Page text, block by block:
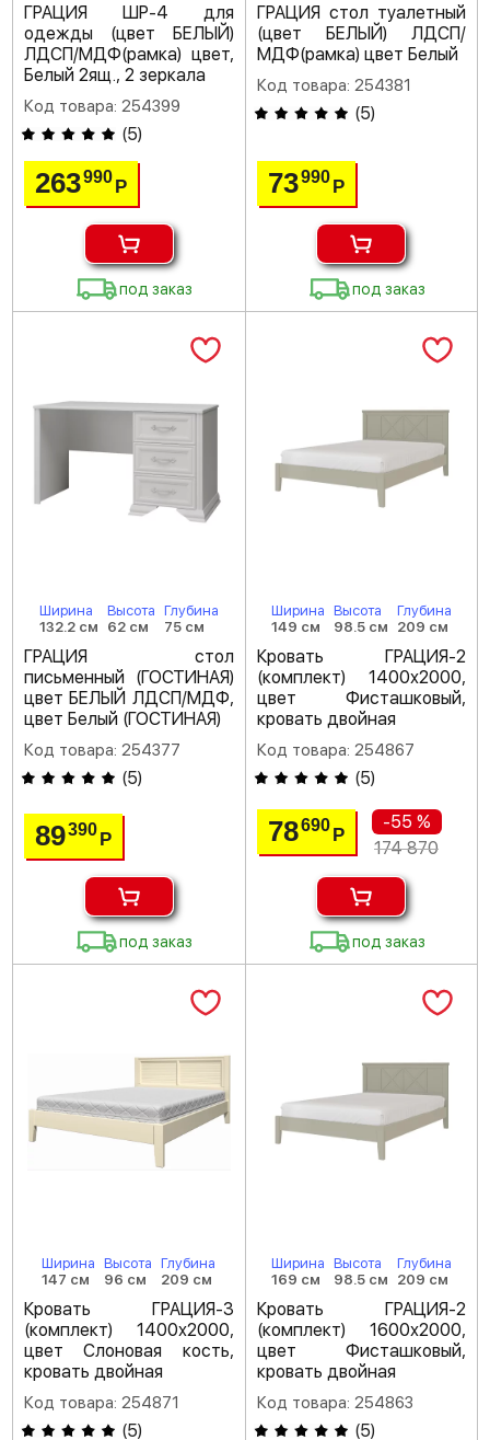
ГРАЦИЯ ШР-4 для
одежды (цвет БЕЛЫЙ)
ЛДСП/МДФ(рамка) цвет,
Белый 2ящ., 2 зеркала
Код товара: 254399
(5)
263990Р
под заказ
ГРАЦИЯ стол туалетный
(цвет БЕЛЫЙ) ЛДСП/
МДФ(рамка) цвет Белый
Код товара: 254381
(5)
73990 Р
под заказ
Ширина
132.2 см
Высота
62 см
Глубина
75 см
ГРАЦИЯ стол
письменный (ГОСТИНАЯ)
цвет БЕЛЫЙ ЛДСП/МДФ,
цвет Белый (ГОСТИНАЯ)
Код товара: 254377
(5)
89390Р
под заказ
Ширина
149 см
Высота
98.5 см
Глубина
209 см
Кровать ГРАЦИЯ-2
(комплект) 1400х2000,
цвет Фисташковый,
кровать двойная
Код товара: 254867
(5)
78690 Р
-55 %
174 870
под заказ
Ширина
147 см
Высота
96 см
Глубина
209 см
Кровать ГРАЦИЯ-3
(комплект) 1400х2000,
цвет Слоновая кость,
кровать двойная
Код товара: 254871
(5)
Ширина
169 см
Высота
98.5 см
Глубина
209 см
Кровать ГРАЦИЯ-2
(комплект) 1600х2000,
цвет Фисташковый,
кровать двойная
Код товара: 254863
(5)